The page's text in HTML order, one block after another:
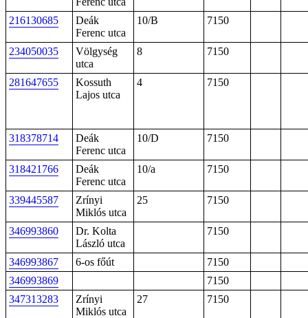
216130685
Deák
Ferenc utca
10/B 7150
234050035
Völgység
utca
8 7150
281647655
Kossuth
Lajos utca
4 7150
318378714
Deák
Ferenc utca
10/D 7150
318421766
Deák
Ferenc utca
10/a 7150
339445587
Zrínyi
Miklós utca
25 7150
346993860
Dr. Kolta
László utca
7150
346993867 6-os főút
7150
346993869
7150
347313283
Zrínyi
Miklós utca
27 7150